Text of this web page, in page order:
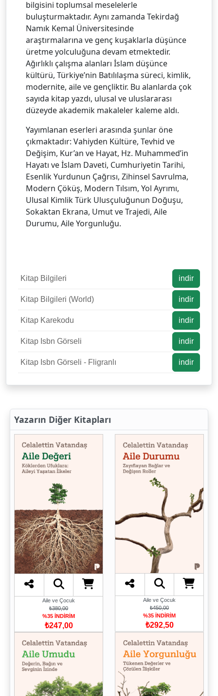
bilgisini toplumsal meselelerle
buluşturmaktadır. Aynı zamanda Tekirdağ
Namık Kemal Üniversitesinde
araştırmalarına ve genç kuşaklarla düşünce
üretme yolculuğuna devam etmektedir.
Ağırlıklı çalışma alanları İslam düşünce
kültürü, Türkiye’nin Batılılaşma süreci, kimlik,
modernite, aile ve gençliktir. Bu alanlarda çok
sayıda kitap yazdı, ulusal ve uluslararası
düzeyde akademik makaleler kaleme aldı.
Yayımlanan eserleri arasında şunlar öne
çıkmaktadır: Vahiyden Kültüre, Tevhid ve
Değişim, Kur’an ve Hayat, Hz. Muhammed’in
Hayatı ve İslam Daveti, Cumhuriyetin Tarihi,
Esenlik Yurdunun Çağrısı, Zihinsel Savrulma,
Modern Çöküş, Modern Tılsım, Yol Ayrımı,
Ulusal Kimlik Türk Ulusçuluğunun Doğuşu,
Sokaktan Ekrana, Umut ve Trajedi, Aile
Durumu, Aile Yorgunluğu.
Kitap Bilgileri indir
Kitap Bilgileri (World) indir
Kitap Karekodu indir
Kitap Isbn Görseli indir
Kitap Isbn Görseli - Fligranlı indir
Yazarın Diğer Kitapları
Aile ve Çocuk
₺380,00
%35 İNDİRİM
₺247,00
Aile ve Çocuk
₺450,00
%35 İNDİRİM
₺292,50